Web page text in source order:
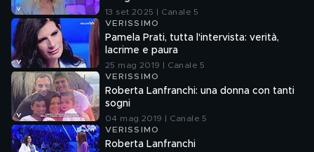
13 set 2025 | Canale 5
VERISSIMO
Pamela Prati, tutta l'intervista: verità,
lacrime e paura
25 mag 2019 | Canale 5
VERISSIMO
Roberta Lanfranchi: una donna con tanti
sogni
04 mag 2019 | Canale 5
VERISSIMO
Roberta Lanfranchi